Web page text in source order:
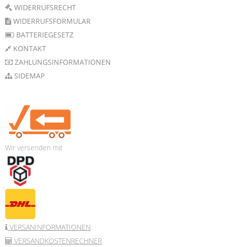
WIDERRUFSRECHT
WIDERRUFSFORMULAR
BATTERIEGESETZ
KONTAKT
ZAHLUNGSINFORMATIONEN
SIDEMAP
Wir versenden mit
VERSANINFORMATIONEN
VERSANDKOSTENRECHNER